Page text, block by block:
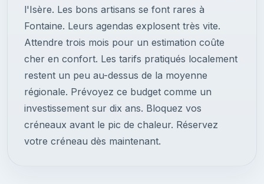
l'Isère. Les bons artisans se font rares à
Fontaine. Leurs agendas explosent très vite.
Attendre trois mois pour un estimation coûte
cher en confort. Les tarifs pratiqués localement
restent un peu au-dessus de la moyenne
régionale. Prévoyez ce budget comme un
investissement sur dix ans. Bloquez vos
créneaux avant le pic de chaleur. Réservez
votre créneau dès maintenant.